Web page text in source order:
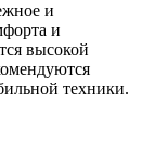
и
и
высокой
техники.